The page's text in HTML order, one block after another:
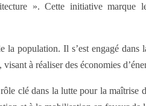
». Cette initiative
population. Il s’est engagé
à réaliser des économies
clé dans la lutte pour la